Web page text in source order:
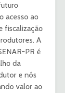
acesso ao
fiscalização
A
PR é
da
e nós
valor ao